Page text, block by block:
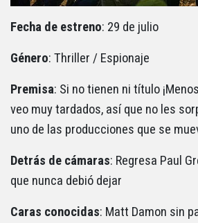
Fecha de estreno: 29 de julio
Género: Thriller / Espionaje
Premisa: Si no tienen ni título
veo muy tardados, así que no les
uno de las producciones que se
Detrás de cámaras: Regresa Paul
que nunca debió dejar
Caras conocidas: Matt Damon sin